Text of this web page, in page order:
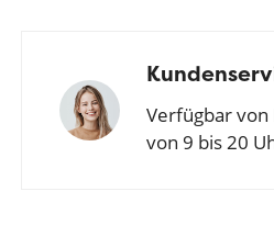
Verfügbar von
von 9 bis 20